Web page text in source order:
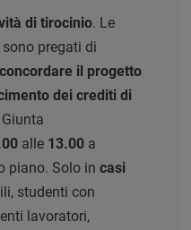
di tirocinio. Le
pregati di
concordare il progetto
dei crediti di
alle 13.00 a
piano. Solo in casi
studenti con
lavoratori,